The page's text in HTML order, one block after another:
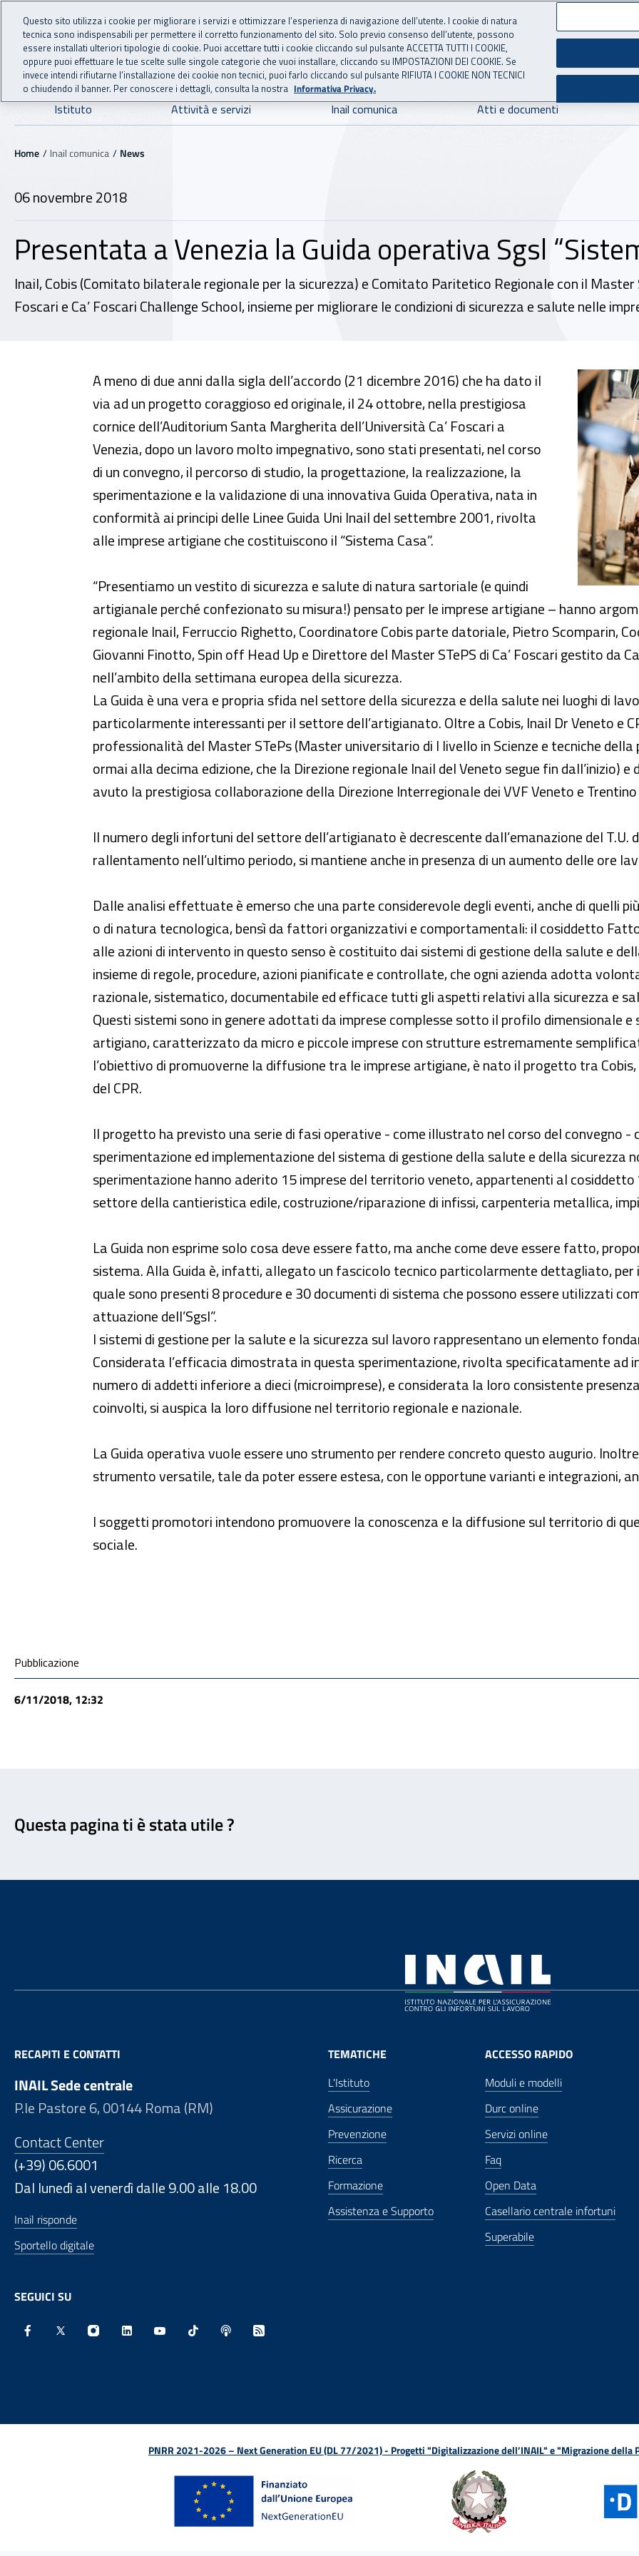
Vai al menu principale
Vai al contenuto principale
INAIL - Istituto Nazionale per l'Assicurazione
Navigazione principale
Istituto Attività e servizi Inail comunica Atti e documenti
Navigazione - Ti trovi in:
Home Inail comunica News
06 novembre 2018
Presentata a Venezia la Guida operativa Sgsl
Inail, Cobis (Comitato bilaterale regionale per la sicurezza) e Comitato Paritetico Regionale con il Master
Foscari e Ca’ Foscari Challenge School, insieme per migliorare le condizioni di sicurezza e salute nelle
Presentata a Venezia la Guida operativa Sgsl “Sistema Casa Artigianato”
A meno di due anni dalla sigla dell’accordo (21 dicembre 2016) che ha dato il
via ad un progetto coraggioso ed originale, il 24 ottobre, nella prestigiosa
cornice dell’Auditorium Santa Margherita dell’Università Ca’ Foscari a
Venezia, dopo un lavoro molto impegnativo, sono stati presentati, nel corso
di un convegno, il percorso di studio, la progettazione, la realizzazione, la
sperimentazione e la validazione di una innovativa Guida Operativa, nata in
conformità ai principi delle Linee Guida Uni Inail del settembre 2001, rivolta
alle imprese artigiane che costituiscono il “Sistema Casa”.
“Presentiamo un vestito di sicurezza e salute di natura sartoriale (e quindi
artigianale perché confezionato su misura!) pensato per le imprese artigiane – hanno
regionale Inail, Ferruccio Righetto, Coordinatore Cobis parte datoriale, Pietro Scomparin,
Giovanni Finotto, Spin off Head Up e Direttore del Master STePS di Ca’ Foscari gestito da
nell’ambito della settimana europea della sicurezza.
La Guida è una vera e propria sfida nel settore della sicurezza e della salute nei luoghi di
particolarmente interessanti per il settore dell’artigianato. Oltre a Cobis, Inail Dr Veneto e
professionalità del Master STePs (Master universitario di I livello in Scienze e tecniche
ormai alla decima edizione, che la Direzione regionale Inail del Veneto segue fin dall’inizio) e
avuto la prestigiosa collaborazione della Direzione Interregionale dei VVF Veneto e Trentino
Il numero degli infortuni del settore dell’artigianato è decrescente dall’emanazione del T.U.
rallentamento nell’ultimo periodo, si mantiene anche in presenza di un aumento delle ore
Dalle analisi effettuate è emerso che una parte considerevole degli eventi, anche di quelli
o di natura tecnologica, bensì da fattori organizzativi e comportamentali: il cosiddetto
alle azioni di intervento in questo senso è costituito dai sistemi di gestione della salute e
insieme di regole, procedure, azioni pianificate e controllate, che ogni azienda adotta
razionale, sistematico, documentabile ed efficace tutti gli aspetti relativi alla sicurezza e
Questi sistemi sono in genere adottati da imprese complesse sotto il profilo dimensionale
artigiano, caratterizzato da micro e piccole imprese con strutture estremamente
l’obiettivo di promuoverne la diffusione tra le imprese artigiane, è nato il progetto tra
del CPR.
Il progetto ha previsto una serie di fasi operative - come illustrato nel corso del convegno -
sperimentazione ed implementazione del sistema di gestione della salute e della sicurezza
sperimentazione hanno aderito 15 imprese del territorio veneto, appartenenti al cosiddetto
settore della cantieristica edile, costruzione/riparazione di infissi, carpenteria metallica,
La Guida non esprime solo cosa deve essere fatto, ma anche come deve essere fatto,
sistema. Alla Guida è, infatti, allegato un fascicolo tecnico particolarmente dettagliato,
quale sono presenti 8 procedure e 30 documenti di sistema che possono essere utilizzati
attuazione dell’Sgsl”.
I sistemi di gestione per la salute e la sicurezza sul lavoro rappresentano un elemento
Considerata l’efficacia dimostrata in questa sperimentazione, rivolta specificatamente ad
numero di addetti inferiore a dieci (microimprese), e considerata la loro consistente
coinvolti, si auspica la loro diffusione nel territorio regionale e nazionale.
La Guida operativa vuole essere uno strumento per rendere concreto questo augurio.
strumento versatile, tale da poter essere estesa, con le opportune varianti e integrazioni,
I soggetti promotori intendono promuovere la conoscenza e la diffusione sul territorio di
sociale.
Condivisione social
Pubblicazione
6/11/2018, 12:32
Questa pagina ti è stata utile ?
RECAPITI E CONTATTI
INAIL Sede centrale
P.le Pastore 6, 00144 Roma (RM)
Contact Center
(+39) 06.6001
Dal lunedì al venerdì dalle 9.00 alle 18.00
Inail risponde
Sportello digitale
SEGUICI SU
TEMATICHE
L'Istituto
Assicurazione
Prevenzione
Ricerca
Formazione
Assistenza e Supporto
ACCESSO RAPIDO
Moduli e modelli
Durc online
Servizi online
Faq
Open Data
Casellario centrale infortuni
Superabile
PNRR 2021-2026 – Next Generation EU (DL 77/2021) - Progetti "Digitalizzazione dell’INAIL" e "Migrazione della
Questo sito utilizza i cookie per migliorare i servizi e ottimizzare l’esperienza di navigazione dell’utente. I cookie di natura
tecnica sono indispensabili per permettere il corretto funzionamento del sito. Solo previo consenso dell’utente, possono
essere installati ulteriori tipologie di cookie. Puoi accettare tutti i cookie cliccando sul pulsante ACCETTA TUTTI I COOKIE,
oppure puoi effettuare le tue scelte sulle singole categorie che vuoi installare, cliccando su IMPOSTAZIONI DEI COOKIE. Se
invece intendi rifiutarne l’installazione dei cookie non tecnici, puoi farlo cliccando sul pulsante RIFIUTA I COOKIE NON TECNICI
o chiudendo il banner. Per conoscere i dettagli, consulta la nostra Informativa Privacy.